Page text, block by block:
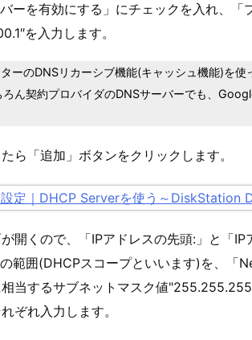
バーを有効にする」にチェックを入れ、
を入力します。
ーのDNSリカーシブ機能(キャッシュ機能)を
ろん契約プロバイダのDNSサーバーでも、
ら「追加」ボタンをクリックします。
開くので、「IPアドレスの先頭:」と「
範囲(DHCPスコープといいます)を、「
当するサブネットマスク値
ぞれ入力します。